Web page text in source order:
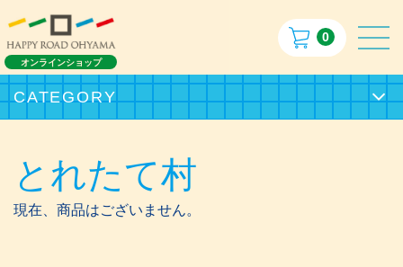
オンラインショップ
0
CATEGORY
とれたて村
現在、商品はございません。